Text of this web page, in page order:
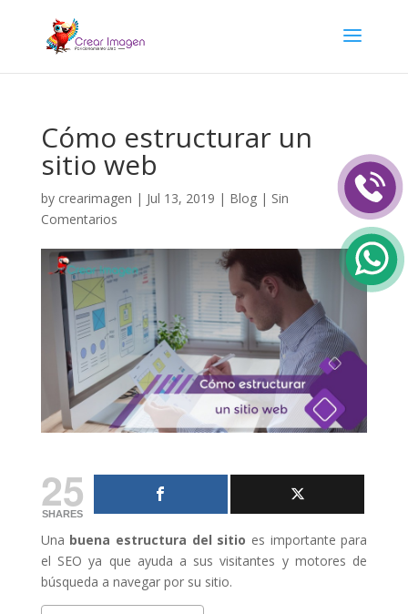
Cómo estructurar un
sitio web
by crearimagen | Jul 13, 2019 | Blog| Sin
Comentarios
25
SHARES
Una buena estructura del sitio es importante para
el SEO ya que ayuda a sus visitantes y motores de
búsqueda a navegar por su sitio.